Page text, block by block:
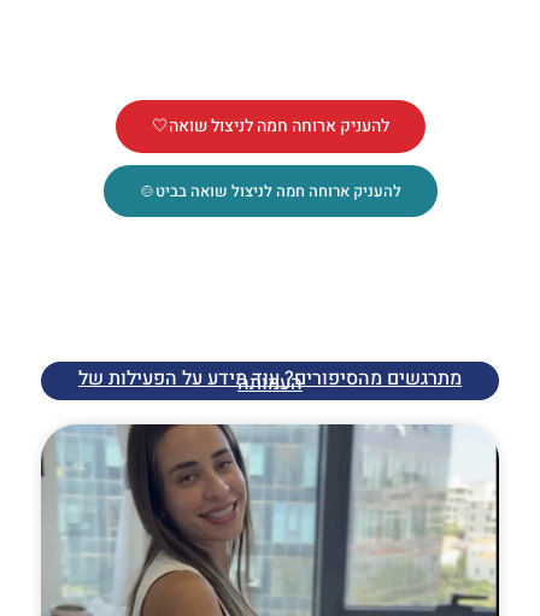
להעניק ארוחה חמה לניצול שואה🤍
להעניק ארוחה חמה לניצול שואה בביט🍲
מתרגשים מהסיפורים? עוד מידע על הפעילות של
העמותה